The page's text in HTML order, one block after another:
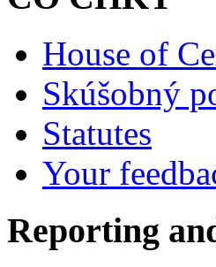
House of
Skúšobný
Statutes
Your
Reporting